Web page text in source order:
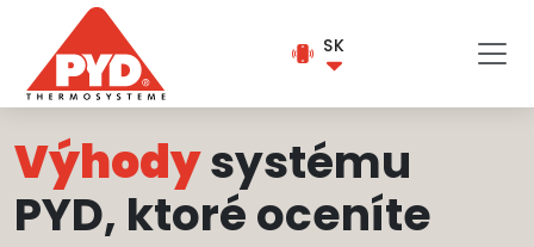
SK
Výhodysystému
PYD, ktoré oceníte